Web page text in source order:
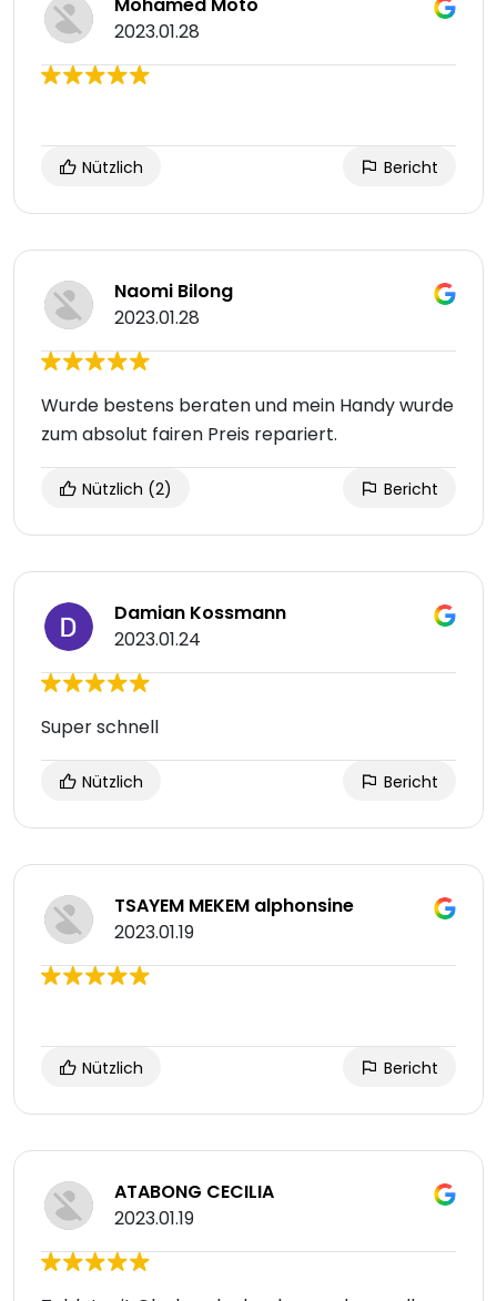
Mohamed Moto
2023.01.28
Nützlich Bericht
Naomi Bilong
2023.01.28
Wurde bestens beraten und mein Handy wurde
zum absolut fairen Preis repariert.
Nützlich (2) Bericht
Damian Kossmann
2023.01.24
Super schnell
Nützlich Bericht
TSAYEM MEKEM alphonsine
2023.01.19
Nützlich Bericht
ATABONG CECILIA
2023.01.19